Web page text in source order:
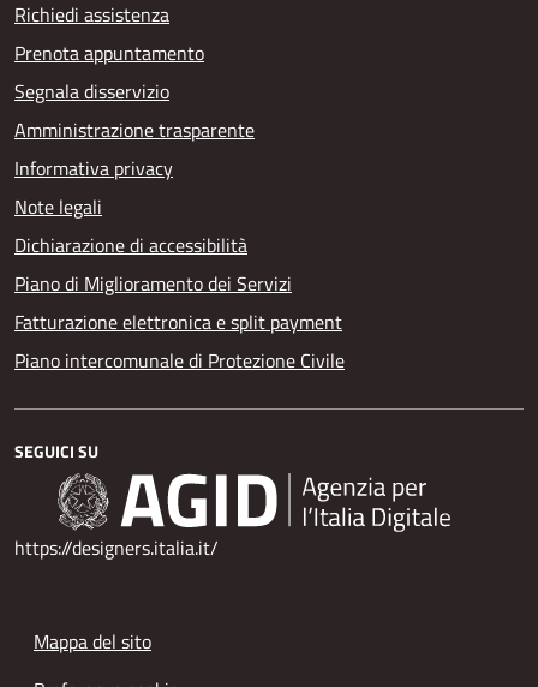
Richiedi assistenza
Prenota appuntamento
Segnala disservizio
Amministrazione trasparente
Informativa privacy
Note legali
Dichiarazione di accessibilità
Piano di Miglioramento dei Servizi
Fatturazione elettronica e split payment
Piano intercomunale di Protezione Civile
SEGUICI SU
https://designers.italia.it/
Mappa del sito